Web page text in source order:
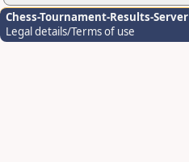
Chess-Tournament-Results-Server
Legal details/Terms of use